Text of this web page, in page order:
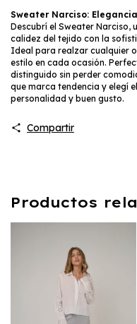
Sweater Narciso:
Descubrí el Sweater Narciso,
calidez del tejido con la
Ideal para realzar cualquier
estilo en cada ocasión.
distinguido sin perder
que marca tendencia y elegí
personalidad y buen gusto.
Compartir
Productos